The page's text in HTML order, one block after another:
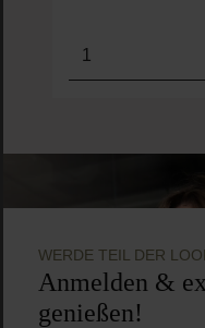
Produkt
WERDE TEIL DER
Anmelden &
genießen!